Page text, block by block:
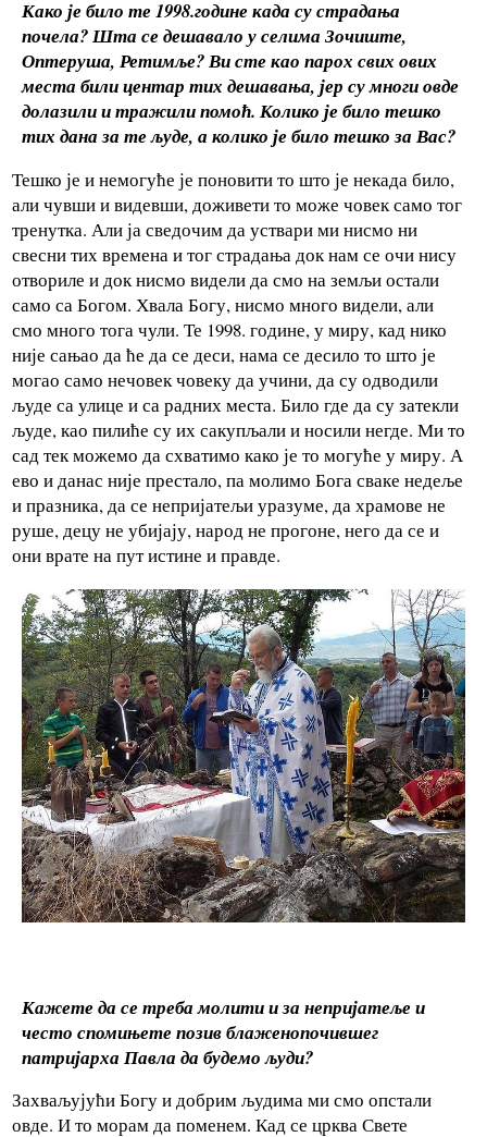
Како је било те 1998.године када су страдања
почела?Шта се дешавало у селима Зочиште,
Оптеруша, Ретимље? Ви сте као парох свих ових
места били центар тих дешавања, јер су многи овде
долазили и тражили помоћ. Колико је било тешко
тих дана за те људе, а колико је било тешко за Вас?
Тешко је и немогуће је поновити то што је некада било,
али чувши и видевши, доживети то може човек само тог
тренутка. Али ја сведочим да уствари ми нисмо ни
свесни тих времена и тог страдања док нам се очи нису
отвориле и док нисмо видели да смо на земљи остали
само са Богом. Хвала Богу, нисмо много видели, али
смо много тога чули. Те 1998. године, у миру, кад нико
није сањао да ће да се деси, нама се десило то што је
могао само нечовек човеку да учини, да су одводили
људе са улице и са радних места. Било где да су затекли
људе, као пилиће су их сакупљали и носили негде. Ми то
сад тек можемо да схватимо како је то могуће у миру. А
ево и данас није престало, па молимо Бога сваке недеље
и празника, да се непријатељи уразуме, да храмове не
руше, децу не убијају, народ не прогоне, него да се и
они врате на пут истине и правде.
Кажете да се треба молити и за непријатеље и
често спомињете позив блаженопочившег
патријарха Павла да будемо људи?
Захваљујући Богу и добрим људима ми смо опстали
овде. И то морам да поменем. Кад се црква Свете